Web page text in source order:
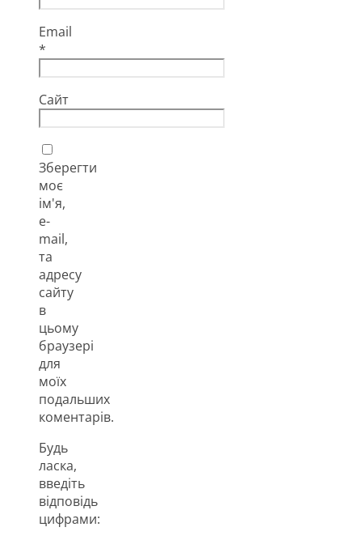
Email
*
Сайт
Зберегти
моє
ім'я,
e-
mail,
та
адресу
сайту
в
цьому
браузері
для
моїх
подальших
коментарів.
Будь
ласка,
введіть
відповідь
цифрами: